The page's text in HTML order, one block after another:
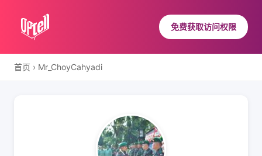
免费获取访问权限
首页 › Mr_ChoyCahyadi